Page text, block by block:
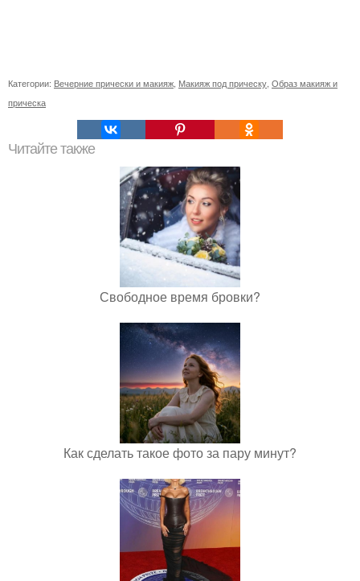
Категории: Вечерние прически и макияж Макияж под прическу Образ макияж и
прическа
Читайте также
Свободное время бровки?
Как сделать такое фото за пару минут?